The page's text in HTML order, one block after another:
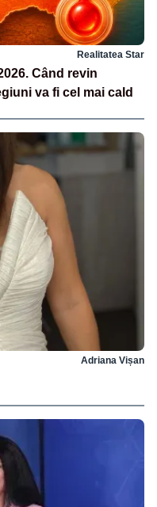
Realitatea Star
Când revin
va fi cel mai cald
Adriana Vișan